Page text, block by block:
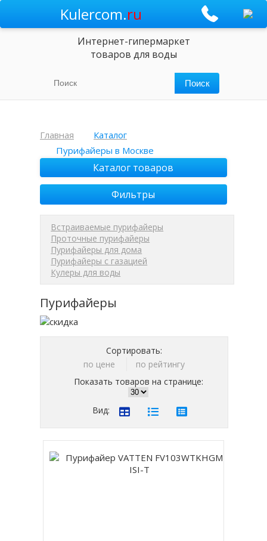
Kulercom.ru
Интернет-гипермаркет
товаров для воды
Главная
Каталог
Пурифайеры в Москве
Каталог товаров
Фильтры
Встраиваемые пурифайеры
Проточные пурифайеры
Пурифайеры для дома
Пурифайеры с газацией
Кулеры для воды
Пурифайеры
Сортировать:
по цене
по рейтингу
Показать товаров на странице:
Вид: